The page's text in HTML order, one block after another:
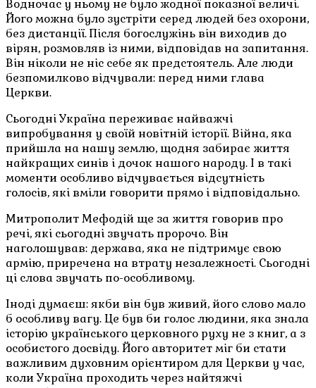
Водночас у ньому не було жодної показної величі.
Його можна було зустріти серед людей без охорони,
без дистанції. Після богослужінь він виходив до
вірян, розмовляв із ними, відповідав на запитання.
Він ніколи не ніс себе як предстоятель. Але люди
безпомилково відчували: перед ними глава
Церкви.
Сьогодні Україна переживає найважчі
випробування у своїй новітній історії. Війна, яка
прийшла на нашу землю, щодня забирає життя
найкращих синів і дочок нашого народу. І в такі
моменти особливо відчувається відсутність
голосів, які вміли говорити прямо і відповідально.
Митрополит Мефодій ще за життя говорив про
речі, які сьогодні звучать пророчо. Він
наголошував: держава, яка не підтримує свою
армію, приречена на втрату незалежності. Сьогодні
ці слова звучать по-особливому.
Іноді думаєш: якби він був живий, його слово мало
б особливу вагу. Це був би голос людини, яка знала
історію українського церковного руху не з книг, а з
особистого досвіду. Його авторитет міг би стати
важливим духовним орієнтиром для Церкви у час,
коли Україна проходить через найтяжчі